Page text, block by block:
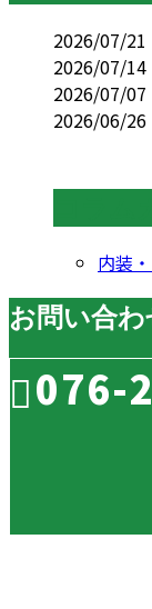
2026/07/21
2026/07/14
2026/07/07
2026/06/26
内装
お問い合わ
076-